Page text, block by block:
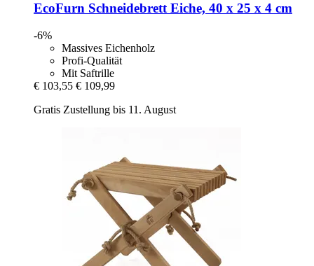
EcoFurn Schneidebrett Eiche, 40 x 25 x 4 cm
-6%
Massives Eichenholz
Profi-Qualität
Mit Saftrille
€ 103,55 € 109,99
Gratis Zustellung bis 11. August